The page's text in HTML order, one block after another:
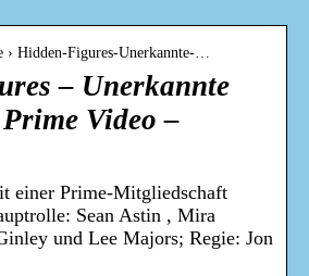
› Hidden-Figures-Unerkannte-…
– Unerkannte
Video –
einer Prime-Mitgliedschaft
Sean Astin , Mira
und Lee Majors; Regie: Jon